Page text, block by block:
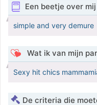
Een beetje over mij
simple and very demure
Wat ik van mijn
Sexy hit chics
De criteria die